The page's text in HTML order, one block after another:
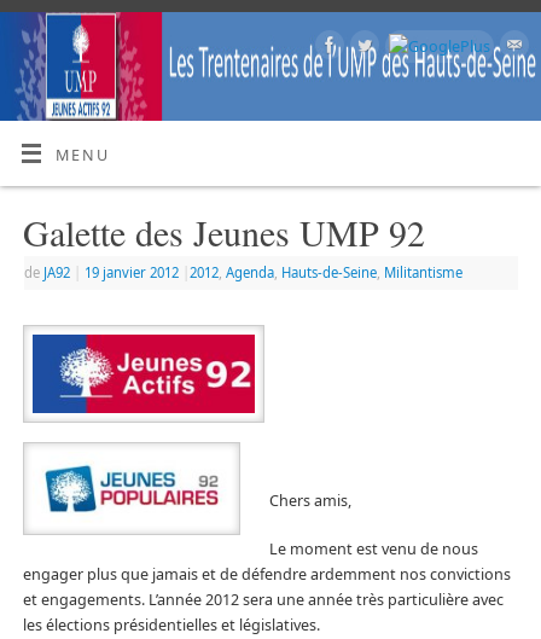
MENU
Galette des Jeunes UMP 92
de JA92 19 janvier 2012 2012, Agenda, Hauts-de-Seine, Militantisme
Chers amis,
Le moment est venu de nous
engager plus que jamais et de défendre ardemment nos convictions
et engagements. L’année 2012 sera une année très particulière avec
les élections présidentielles et législatives.